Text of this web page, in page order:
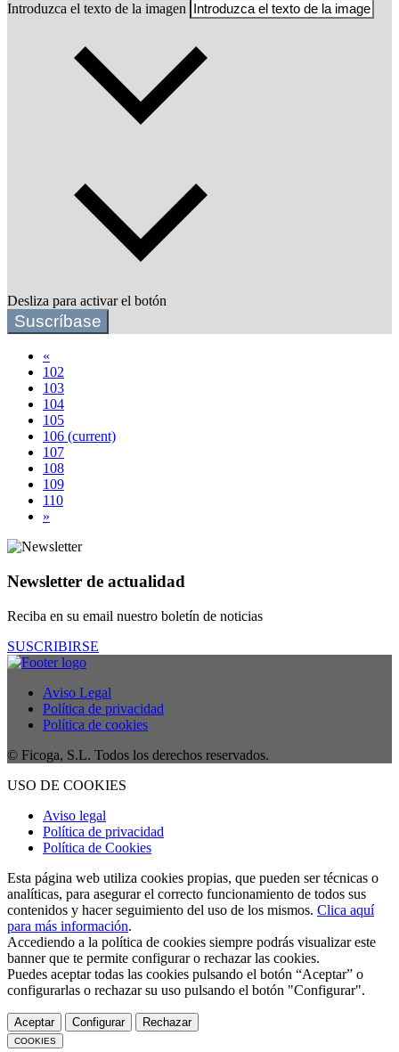
Introduzca el texto de la imagen
Desliza para activar el botón
Suscríbase
«
102
103
104
105
106 (current)
107
108
109
110
»
Newsletter de actualidad
Reciba en su email nuestro boletín de noticias
SUSCRIBIRSE
Aviso Legal
Política de privacidad
Política de cookies
© Ficoga, S.L. Todos los derechos reservados.
USO DE COOKIES
Aviso legal
Política de privacidad
Política de Cookies
Esta página web utiliza cookies propias, que pueden ser técnicas o
analíticas, para asegurar el correcto funcionamiento de todos sus
contenidos y hacer seguimiento del uso de los mismos. Clica aquí
para más información.
Accediendo a la política de cookies siempre podrás visualizar este
banner que te permite configurar o rechazar las cookies.
Puedes aceptar todas las cookies pulsando el botón “Aceptar” o
configurarlas o rechazar su uso pulsando el botón "Configurar".
Aceptar Configurar Rechazar
COOKIES